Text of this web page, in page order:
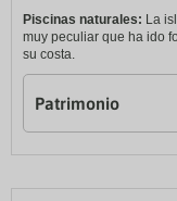
Piscinas naturales: La
muy peculiar que ha ido
su costa.
Patrimonio